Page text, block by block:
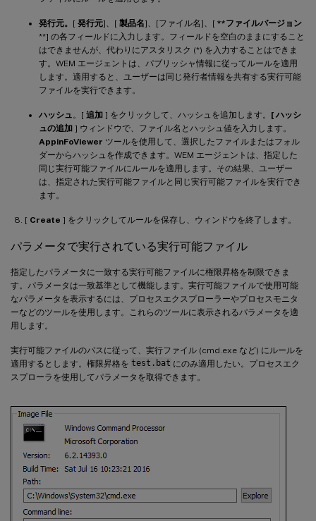
発行元。 [ 発行元]、[ 製品名]、[ファイル名]、[ **ファイルバージョン
**] の各フィールドに入力します。フィールドを空白のままにすること
はできませんが、代わりにアスタリスク (*) を入力することはできま
す。WEM エージェントは、パブリッシャ情報に従ってルールを適用
します。適用すると、ユーザーは同じ発行者情報を共有する実行可能
ファイルを実行できます。
ハッシュ 。[ 追加 ] をクリックして、ハッシュを追加します。 [ ハッシ
ュの追加 ] ウィンドウで、ファイル名とハッシュ値を入力します。
AppinFoViewer ツールを使用して、選択したファイルまたはフォル
ダーからハッシュを作成できます。WEM エージェントは、指定した
同じ実行可能ファイルにルールを適用します。その結果、ユーザー
は、指定された実行可能ファイルと同じ実行可能ファイルを実行でき
ます。
[ Create ] をクリックしてルールを保存し、ウィンドウを終了します。
パラメータで実行されている実行可能ファイル
指定したパラメータに一致する実行可能ファイルに権限昇格を制限できま
す。パラメータは一致基準として機能します。実行可能ファイルで使用可能
なパラメータを表示するには、プロセスエクスプローラーやプロセスモニタ
ーなどのツールを使用します。これらのツールに表示されるパラメータを適
用します。
実行可能ファイルのパスに従って、実行ファイル (cmd.exe など) にルールを
適用するとします。権限昇格を test.bat にのみ適用したい。プロセスエク
スプローラを使用してパラメータを取得できます。